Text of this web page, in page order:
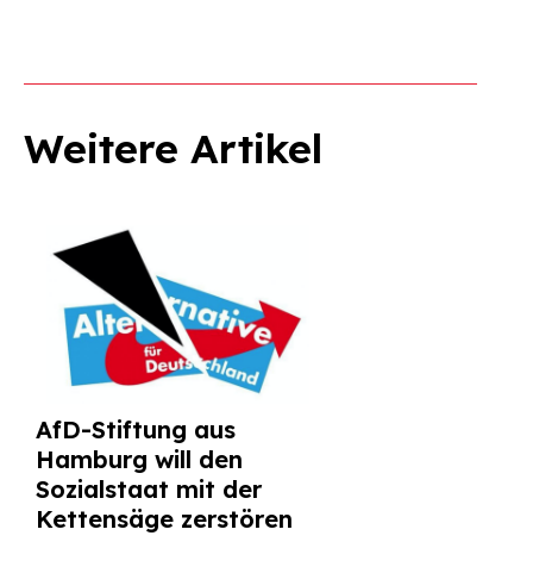
Weitere Artikel
AfD-Stiftung aus
Hamburg will den
Sozialstaat mit der
Kettensäge zerstören